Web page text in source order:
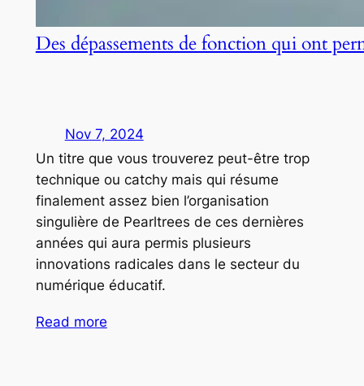
Des dépassements de fonction qui ont
Nov 7, 2024
Un titre que vous trouverez peut-être trop
technique ou catchy mais qui résume
finalement assez bien l’organisation
singulière de Pearltrees de ces dernières
années qui aura permis plusieurs
innovations radicales dans le secteur du
numérique éducatif.
Read more